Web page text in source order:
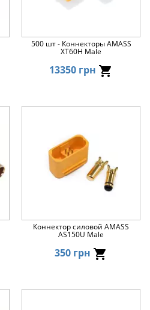
500 шт - Коннекторы AMASS
XT60H Male
13350 грн
Коннектор силовой AMASS
AS150U Male
350 грн